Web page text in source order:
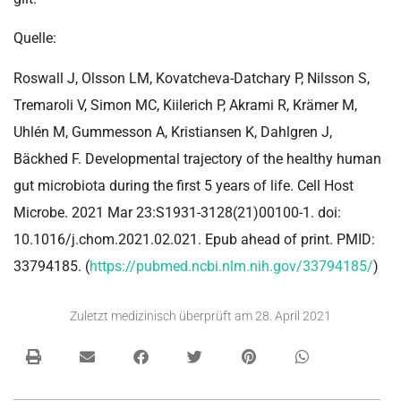
Quelle:
Roswall J, Olsson LM, Kovatcheva-Datchary P, Nilsson S,
Tremaroli V, Simon MC, Kiilerich P, Akrami R, Krämer M,
Uhlén M, Gummesson A, Kristiansen K, Dahlgren J,
Bäckhed F. Developmental trajectory of the healthy human
gut microbiota during the first 5 years of life. Cell Host
Microbe. 2021 Mar 23:S1931-3128(21)00100-1. doi:
10.1016/j.chom.2021.02.021. Epub ahead of print. PMID:
33794185. (https://pubmed.ncbi.nlm.nih.gov/33794185/)
Zuletzt medizinisch überprüft am28. April 2021